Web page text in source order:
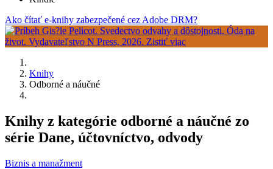
Ako čítať e-knihy zabezpečené cez Adobe DRM?
Knihy
Odborné a náučné
Knihy z kategórie odborné a náučné zo
série Dane, účtovníctvo, odvody
Biznis a manažment